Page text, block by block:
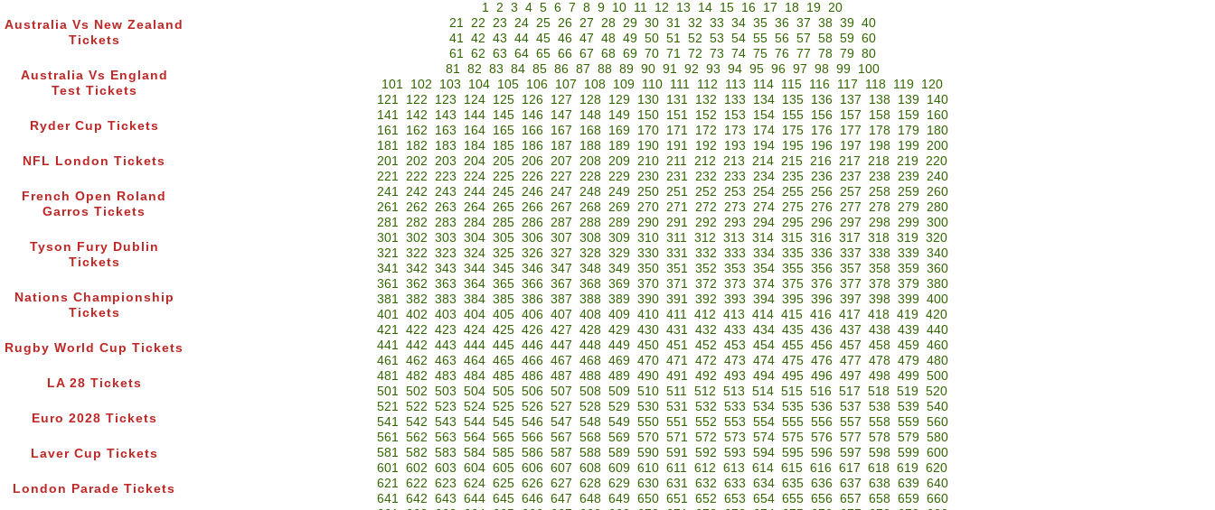
Australia Vs New Zealand
Tickets
Australia Vs England
Test Tickets
Ryder Cup Tickets
NFL London Tickets
French Open Roland
Garros Tickets
Tyson Fury Dublin
Tickets
Nations Championship
Tickets
Rugby World Cup Tickets
LA 28 Tickets
Euro 2028 Tickets
Laver Cup Tickets
London Parade Tickets
1 2 3 4 5 6 7 8 9 10 11 12 13 14 15 16 17 18 19 20
21 22 23 24 25 26 27 28 29 30 31 32 33 34 35 36 37 38 39 40
41 42 43 44 45 46 47 48 49 50 51 52 53 54 55 56 57 58 59 60
61 62 63 64 65 66 67 68 69 70 71 72 73 74 75 76 77 78 79 80
81 82 83 84 85 86 87 88 89 90 91 92 93 94 95 96 97 98 99
100
101 102 103 104 105 106 107 108 109 110 111 112 113 114 115 116 117 118 119 120
121
122 123 124 125 126 127 128 129 130 131 132 133 134 135 136 137 138 139
140
141
142 143 144 145 146 147 148 149 150 151 152 153 154 155 156 157 158 159
160
161
162 163 164 165 166 167 168 169 170 171 172 173 174 175 176 177 178 179
180
181
182 183 184 185 186 187 188 189 190 191 192 193 194 195 196 197 198 199 200
201 202 203 204 205 206 207 208 209 210 211 212 213 214 215 216 217 218 219 220
221 222 223 224 225 226 227 228 229 230 231 232 233 234 235 236 237 238 239 240
241 242 243 244 245 246 247 248 249 250 251 252 253 254 255 256 257 258 259 260
261 262 263 264 265 266 267 268 269 270 271 272 273 274 275 276 277 278 279 280
281 282 283 284 285 286 287 288 289 290 291 292 293 294 295 296 297 298 299 300
301 302 303 304 305 306 307 308 309 310 311 312 313 314 315 316 317 318 319 320
321 322 323 324 325 326 327 328 329 330 331 332 333 334 335 336 337 338 339 340
341 342 343 344 345 346 347 348 349 350 351 352 353 354 355 356 357 358 359 360
361 362 363 364 365 366 367 368 369 370 371 372 373 374 375 376 377 378 379 380
381 382 383 384 385 386 387 388 389 390 391 392 393 394 395 396 397 398 399 400
401 402 403 404 405 406 407 408 409 410 411 412 413 414 415 416 417 418 419 420
421 422 423 424 425 426 427 428 429 430 431 432 433 434 435 436 437 438 439 440
441 442 443 444 445 446 447 448 449 450 451 452 453 454 455 456 457 458 459 460
461 462 463 464 465 466 467 468 469 470 471 472 473 474 475 476 477 478 479 480
481 482 483 484 485 486 487 488 489 490 491 492 493 494 495 496 497 498 499 500
501 502 503 504 505 506 507 508 509 510 511 512 513 514 515 516 517 518 519 520
521 522 523 524 525 526 527 528 529 530 531 532 533 534 535 536 537 538 539 540
541 542 543 544 545 546 547 548 549 550 551 552 553 554 555 556 557 558 559 560
561 562 563 564 565 566 567 568 569 570 571 572 573 574 575 576 577 578 579 580
581 582 583 584 585 586 587 588 589 590 591 592 593 594 595 596 597 598 599 600
601 602 603 604 605 606 607 608 609 610 611 612 613 614 615 616 617 618 619 620
621 622 623 624 625 626 627 628 629 630 631 632 633 634 635 636 637 638 639 640
641 642 643 644 645 646 647 648 649 650 651 652 653 654 655 656 657 658 659 660